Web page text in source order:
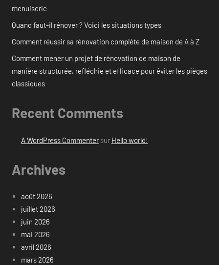
menuiserie
Quand faut-il rénover ? Voici les situations types
Comment réussir sa rénovation complète de maison de A à Z
Comment mener un projet de rénovation de maison de
manière structurée, réfléchie et efficace pour éviter les pièges
classiques
Recent Comments
A WordPress Commentersur Hello world!
Archives
août 2026
juillet 2026
juin 2026
mai 2026
avril 2026
mars 2026